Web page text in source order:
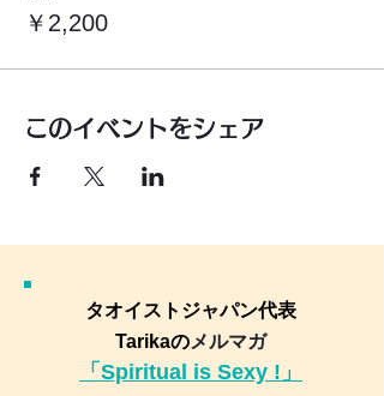
￥2,200
このイベントをシェア
タオイストジャパン代表
Tarikaのメルマガ
「Spiritual is Sexy !」